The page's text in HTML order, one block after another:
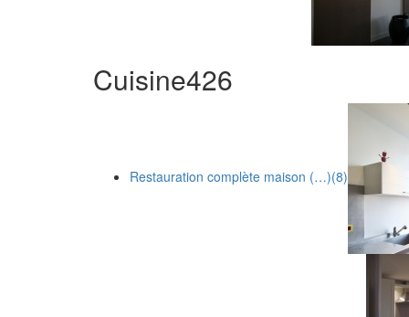
Cuisine426
Restauration complète maison (…)(8)